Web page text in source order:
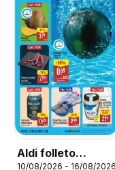
Aldi folleto
10/08/2026 - 16/08/